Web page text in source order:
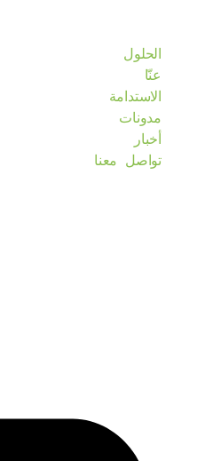
الحلول
عنّا
الاستدامة
مدونات
أخبار
تواصل معنا